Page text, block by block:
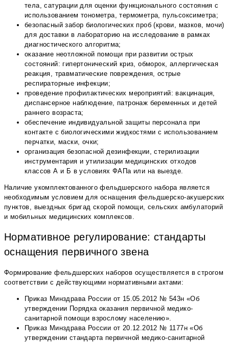
тела, сатурации для оценки функционального состояния с
использованием тонометра, термометра, пульсоксиметра;
безопасный забор биологических проб (крови, мазков, мочи)
для доставки в лабораторию на исследование в рамках
диагностического алгоритма;
оказание неотложной помощи при развитии острых
состояний: гипертонический криз, обморок, аллергическая
реакция, травматические повреждения, острые
респираторные инфекции;
проведение профилактических мероприятий: вакцинация,
диспансерное наблюдение, патронаж беременных и детей
раннего возраста;
обеспечение индивидуальной защиты персонала при
контакте с биологическими жидкостями с использованием
перчатки, маски, очки;
организация безопасной дезинфекции, стерилизации
инструментария и утилизации медицинских отходов
классов А и Б в условиях ФАПа или на выезде.
Наличие укомплектованного фельдшерского набора является
необходимым условием для оснащения фельдшерско-акушерских
пунктов, выездных бригад скорой помощи, сельских амбулаторий
и мобильных медицинских комплексов.
Нормативное регулирование: стандарты
оснащения первичного звена
Формирование фельдшерских наборов осуществляется в строгом
соответствии с действующими нормативными актами:
Приказ Минздрава России от 15.05.2012 № 543н «Об
утверждении Порядка оказания первичной медико-
санитарной помощи взрослому населению».
Приказ Минздрава России от 20.12.2012 № 1177н «Об
утверждении стандарта первичной медико-санитарной